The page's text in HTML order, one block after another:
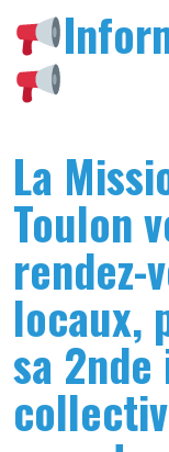
La
Toulon
rendez-
locaux,
sa